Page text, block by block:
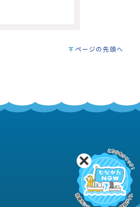
ページの先頭へ